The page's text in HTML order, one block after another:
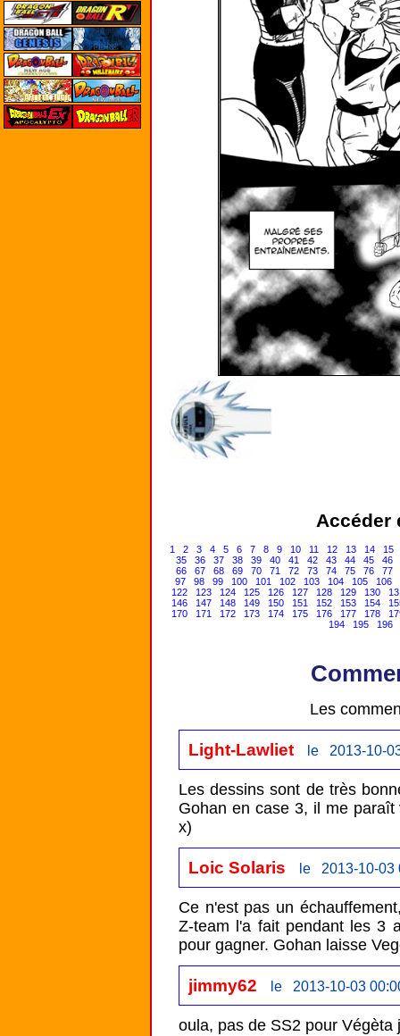
Accéder
1 2 3 4 5 6 7 8 9 10 11 12 13 14
15
35
36 37 38 39 40 41 42 43 44 45
46
66
67 68 69 70 71 72 73 74 75 76
77
97
98 99 100 101 102 103 104 105
106
122
123 124 125 126 127 128 129 130
146
147 148 149 150 151 152 153 154
170
171 172 173 174 175 176 177 178
194
195 196
Les
Light-Lawliet le 2013-10-
Les dessins sont de très
Gohan en case 3, il me
x)
Loic Solaris le 2013-10-03
Ce n'est pas un
Z-team l'a fait pendant les 3
pour gagner. Gohan laisse
jimmy62 le 2013-10-03
oula, pas de SS2 pour Végèta